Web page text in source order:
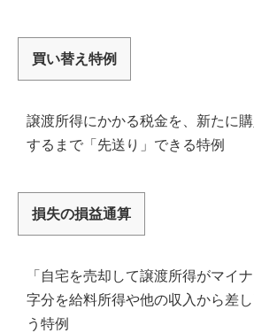
買い替え特例
譲渡所得にかかる税金を、新たに
するまで「先送り」できる特例
損失の損益通算
「自宅を売却して譲渡所得がマイ
字分を給料所得や他の収入から差
う特例